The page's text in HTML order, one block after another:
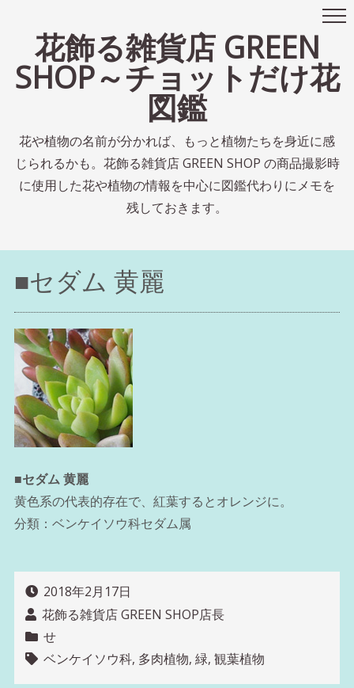
花飾る雑貨店 GREEN
SHOP～チョットだけ花
図鑑
花や植物の名前が分かれば、もっと植物たちを身近に感
じられるかも。花飾る雑貨店 GREEN SHOP の商品撮影時
に使用した花や植物の情報を中心に図鑑代わりにメモを
残しておきます。
■セダム 黄麗
■セダム 黄麗
黄色系の代表的存在で、紅葉するとオレンジに。
分類：ベンケイソウ科セダム属
2018年2月17日
花飾る雑貨店 GREEN SHOP店長
せ
ベンケイソウ科, 多肉植物, 緑, 観葉植物